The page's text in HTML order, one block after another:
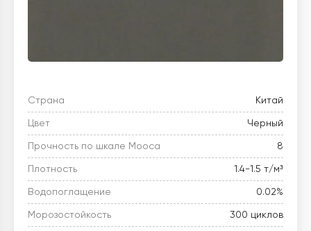
Страна Китай
Цвет Черный
Прочность по шкале Мооса 8
Плотность 1.4-1.5 т/м³
Водопоглащение 0.02%
Морозостойкость 300 циклов